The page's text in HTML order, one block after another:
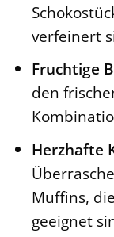
verfeinert
Fruchtige
den
Herzhafte
Muffins,
geeignet